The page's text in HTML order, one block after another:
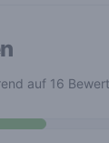
auf 16